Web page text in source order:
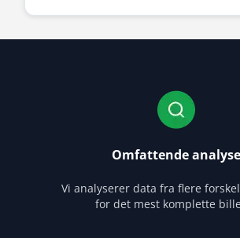
Omfattende analyse
Vi analyserer data fra flere
for det mest komplette